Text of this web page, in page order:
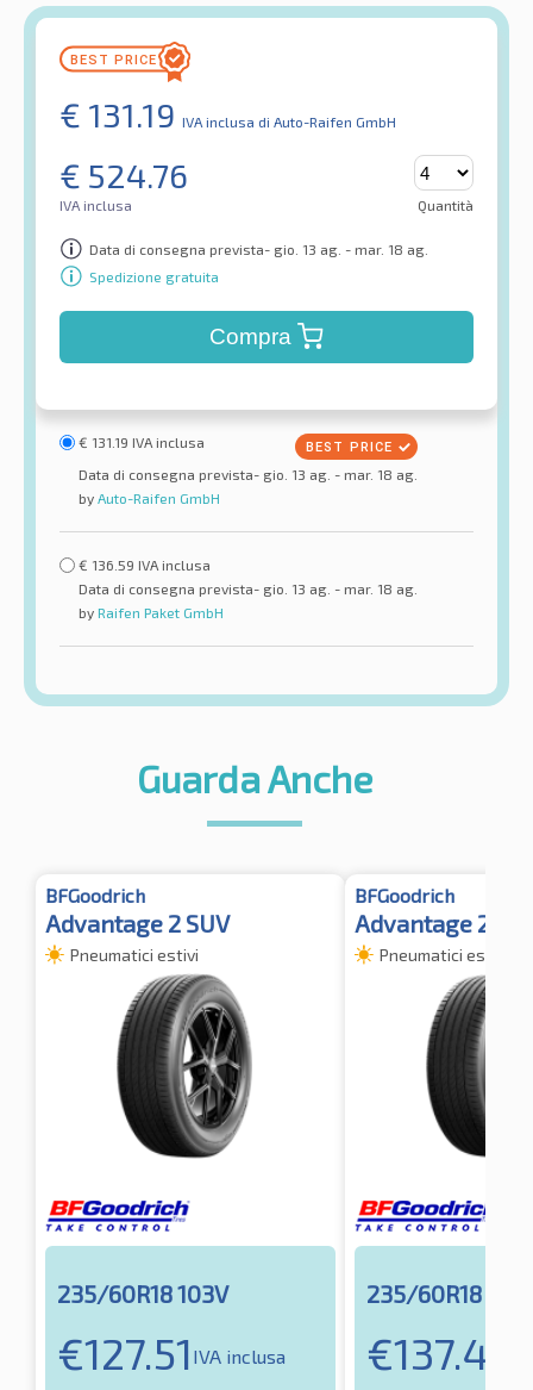
€ 131.19 IVA inclusa di Auto-Raifen GmbH
€ 524.76
IVA inclusa Quantità
Data di consegna prevista- gio. 13 ag. - mar. 18 ag.
Spedizione gratuita
Compra
€ 131.19 IVA inclusa
Data di consegna prevista- gio. 13 ag. - mar. 18 ag.
by Auto-Raifen GmbH
€ 136.59 IVA inclusa
Data di consegna prevista- gio. 13 ag. - mar. 18 ag.
by Raifen Paket GmbH
Guarda Anche
BFGoodrich
Advantage 2 SUV
Pneumatici estivi
235/60R18 103V
€127.51 IVA inclusa
BFGoodrich
Advantage 2
Pneumatici estivi
235/60R18
€137.49